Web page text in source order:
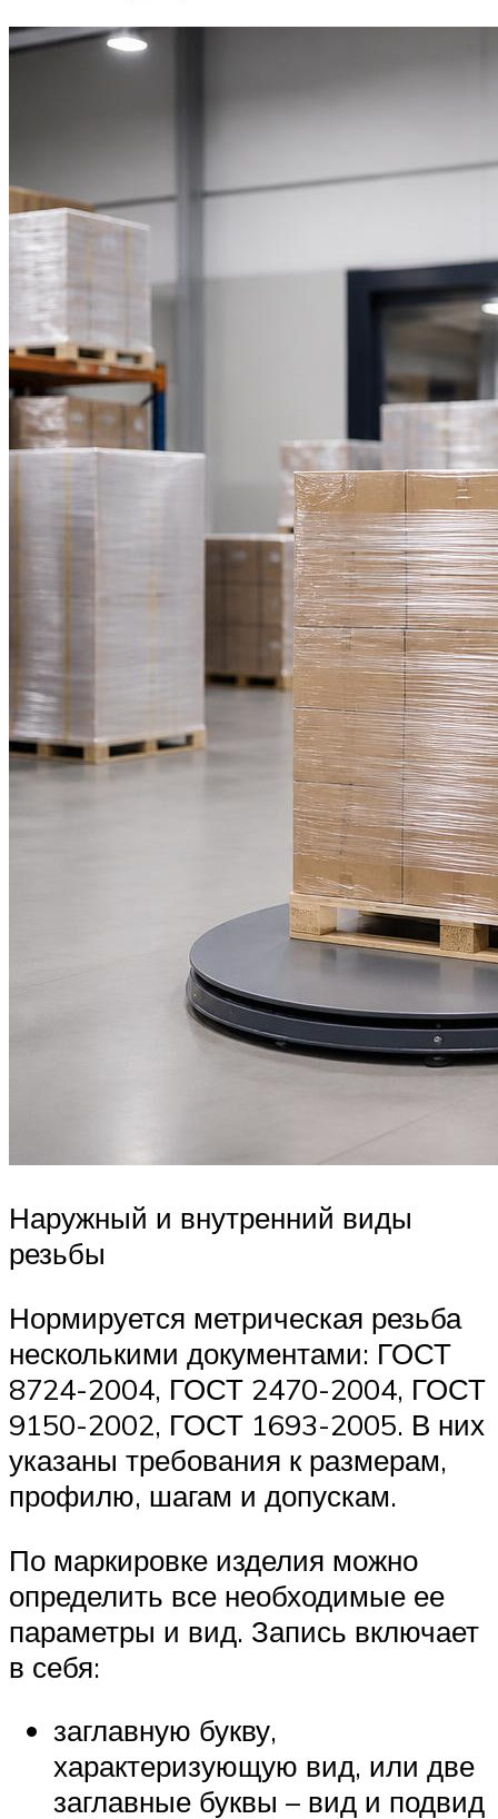
Наружный и внутренний виды
резьбы
Нормируется метрическая резьба
несколькими документами: ГОСТ
8724-2004, ГОСТ 2470-2004, ГОСТ
9150-2002, ГОСТ 1693-2005. В них
указаны требования к размерам,
профилю, шагам и допускам.
По маркировке изделия можно
определить все необходимые ее
параметры и вид. Запись включает
в себя:
заглавную букву,
характеризующую вид, или две
заглавные буквы – вид и подвид